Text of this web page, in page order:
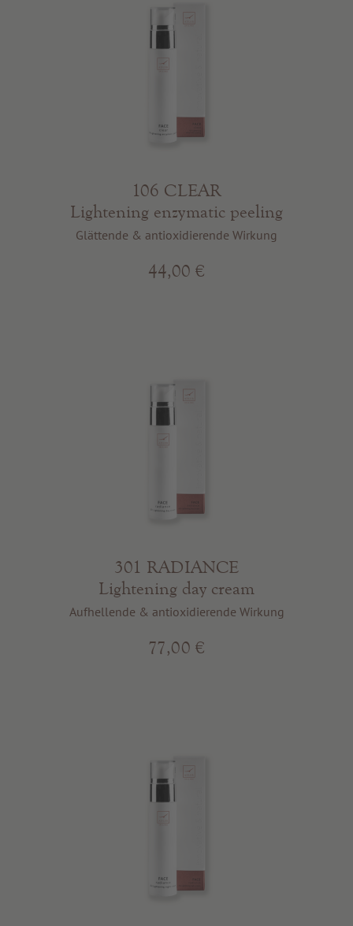
106 CLEAR
Lightening enzymatic peeling
Glättende & antioxidierende Wirkung
44,00 €
301 RADIANCE
Lightening day cream
Aufhellende & antioxidierende Wirkung
77,00 €